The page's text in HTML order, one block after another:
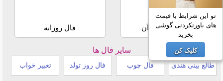
استخاره با قرآن فال روزانه
سایر فال ها
طالع بینی هندی فال چوب فال روز تولد تعبیر خواب
تو این شرایط با قیمت
های باورنکردنی گوشی
بخرید
کلیک کن